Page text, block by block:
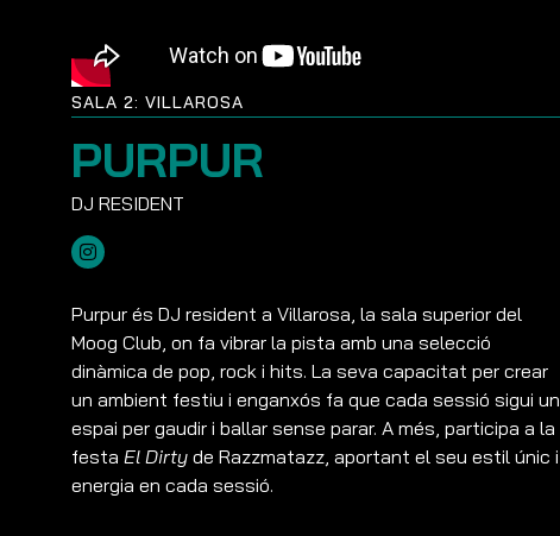
SALA 2: VILLAROSA
PURPUR
Purpur és DJ resident a Villarosa, la sala superior del
Moog Club, on fa vibrar la pista amb una selecció
dinàmica de pop, rock i hits. La seva capacitat per crear
un ambient festiu i enganxós fa que cada sessió sigui un
espai per gaudir i ballar sense parar. A més, participa a la
festa El Dirty de Razzmatazz, aportant el seu estil únic i
energia en cada sessió.